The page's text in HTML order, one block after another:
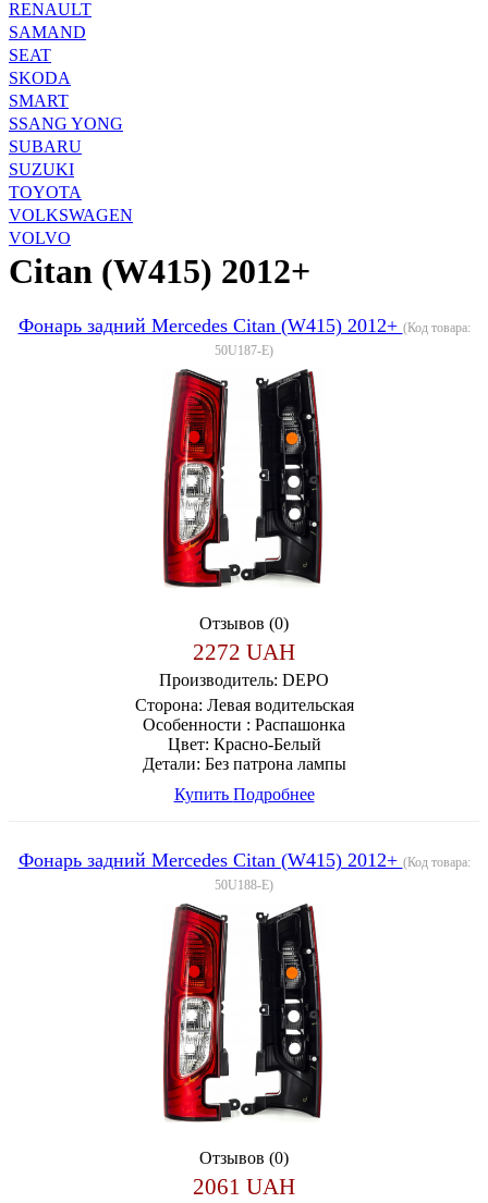
RENAULT
SAMAND
SEAT
SKODA
SMART
SSANG YONG
SUBARU
SUZUKI
TOYOTA
VOLKSWAGEN
VOLVO
Citan (W415) 2012+
Фонарь задний Mercedes Citan (W415) 2012+ (Код товара:
50U187-E)
Отзывов (0)
2272 UAH
Производитель: DEPO
Сторона: Левая водительская
Особенности : Распашонка
Цвет: Красно-Белый
Детали: Без патрона лампы
Купить Подробнее
Фонарь задний Mercedes Citan (W415) 2012+ (Код товара:
50U188-E)
Отзывов (0)
2061 UAH